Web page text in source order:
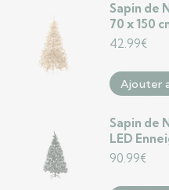
Sapin de
70 x 150
42.99€
Ajouter
Sapin de
LED
90.99€